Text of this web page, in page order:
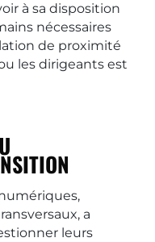
à sa disposition
nécessaires
de proximité
les dirigeants est
a
leurs